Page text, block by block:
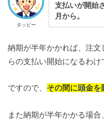
タッピー
支払いが開始
月から。
納期が半年かかれば、注
らの支払い開始になるわけ
ですので、 その間に頭金を
また納期が半年かかる場